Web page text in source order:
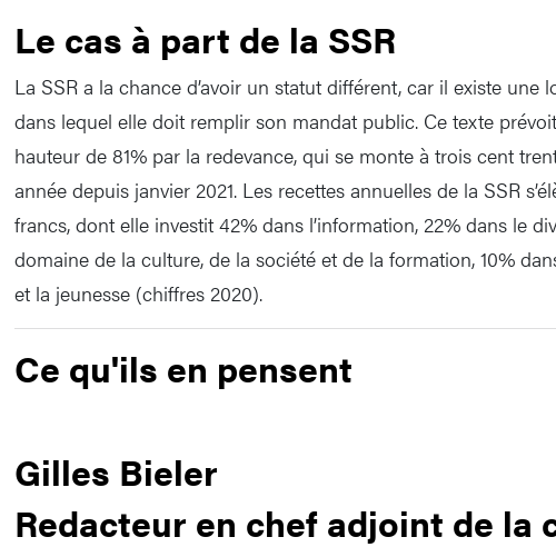
Le cas à part de la SSR
La SSR a la chance d’avoir un statut différent, car il existe une
dans lequel elle doit remplir son mandat public. Ce texte
hauteur de 81% par la redevance, qui se monte à trois cent
année depuis janvier 2021. Les recettes annuelles de la SSR
francs, dont elle investit 42% dans l’information, 22% dans le
domaine de la culture, de la société et de la formation, 10%
et la jeunesse (chiffres 2020).
Ce qu'ils en pensent
Gilles Bieler
Redacteur en chef adjoint de la